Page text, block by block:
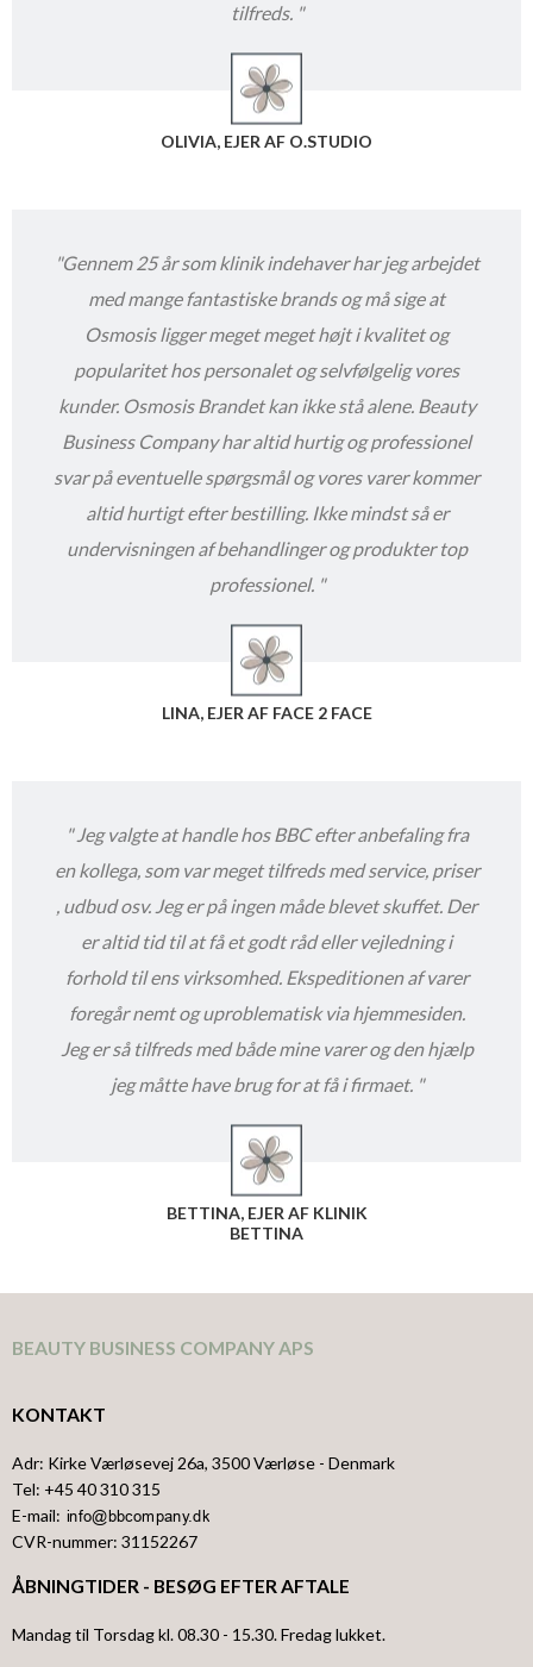
tilfreds. "
OLIVIA, EJER AF O.STUDIO
"Gennem 25 år som klinik indehaver har jeg arbejdet
med mange fantastiske brands og må sige at
Osmosis ligger meget meget højt i kvalitet og
popularitet hos personalet og selvfølgelig vores
kunder. Osmosis Brandet kan ikke stå alene. Beauty
Business Company har altid hurtig og professionel
svar på eventuelle spørgsmål og vores varer kommer
altid hurtigt efter bestilling. Ikke mindst så er
undervisningen af behandlinger og produkter top
professionel. "
LINA, EJER AF FACE 2 FACE
"Jeg valgte at handle hos BBC efter anbefaling fra
en kollega, som var meget tilfreds med service, priser
, udbud osv. Jeg er på ingen måde blevet skuffet. Der
er altid tid til at få et godt råd eller vejledning i
forhold til ens virksomhed. Ekspeditionen af varer
foregår nemt og uproblematisk via hjemmesiden.
Jeg er så tilfreds med både mine varer og den hjælp
jeg måtte have brug for at få i firmaet. "
BETTINA, EJER AF KLINIK
BETTINA
BEAUTY BUSINESS COMPANY APS
KONTAKT
Adr: Kirke Værløsevej 26a, 3500Værløse - Denmark
Tel: +45 40 310 315
E-mail:
CVR-nummer: 31152267
ÅBNINGTIDER - BESØG EFTER AFTALE
Mandag til Torsdag kl. 08.30 - 15.30. Fredag lukket.